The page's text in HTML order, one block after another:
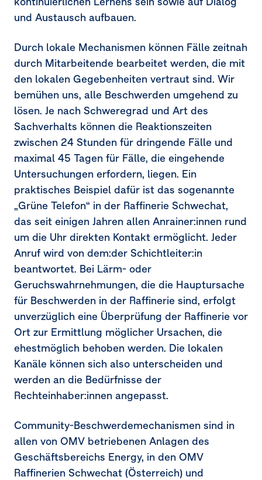
und Austausch aufbauen.
Durch lokale Mechanismen können Fälle zeitnah
durch Mitarbeitende bearbeitet werden, die mit
den lokalen Gegebenheiten vertraut sind. Wir
bemühen uns, alle Beschwerden umgehend zu
lösen. Je nach Schweregrad und Art des
Sachverhalts können die Reaktionszeiten
zwischen 24 Stunden für dringende Fälle und
maximal 45 Tagen für Fälle, die eingehende
Untersuchungen erfordern, liegen. Ein
praktisches Beispiel dafür ist das sogenannte
„Grüne Telefon“ in der Raffinerie Schwechat,
das seit einigen Jahren allen Anrainer:innen rund
um die Uhr direkten Kontakt ermöglicht. Jeder
Anruf wird von dem:der Schichtleiter:in
beantwortet. Bei Lärm- oder
Geruchswahrnehmungen, die die Hauptursache
für Beschwerden in der Raffinerie sind, erfolgt
unverzüglich eine Überprüfung der Raffinerie vor
Ort zur Ermittlung möglicher Ursachen, die
ehestmöglich behoben werden. Die lokalen
Kanäle können sich also unterscheiden und
werden an die Bedürfnisse der
Rechteinhaber:innen angepasst.
Community-Beschwerdemechanismen sind in
allen von OMV betriebenen Anlagen des
Geschäftsbereichs Energy, in den OMV
Raffinerien Schwechat (Österreich) und